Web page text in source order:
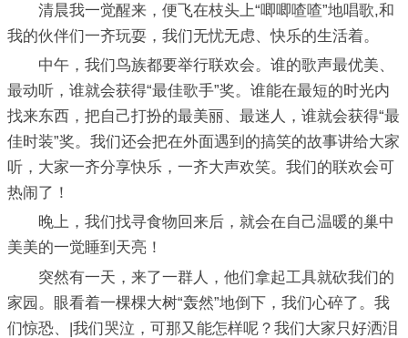
清晨我一觉醒来，便飞在枝头上“唧唧喳喳”地唱歌,和
我的伙伴们一齐玩耍，我们无忧无虑、快乐的生活着。
中午，我们鸟族都要举行联欢会。谁的歌声最优美、
最动听，谁就会获得“最佳歌手”奖。谁能在最短的时光内
找来东西，把自己打扮的最美丽、最迷人，谁就会获得“最
佳时装”奖。我们还会把在外面遇到的搞笑的故事讲给大家
听，大家一齐分享快乐，一齐大声欢笑。我们的联欢会可
热闹了！
晚上，我们找寻食物回来后，就会在自己温暖的巢中
美美的一觉睡到天亮！
突然有一天，来了一群人，他们拿起工具就砍我们的
家园。眼看着一棵棵大树“轰然”地倒下，我们心碎了。我
们惊恐、|我们哭泣，可那又能怎样呢？我们大家只好洒泪